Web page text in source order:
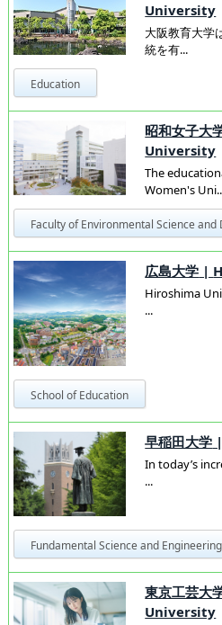
University
大阪教育大学
統を有...
Education
昭和女子大
University
The
Women's
Faculty of Environmental Science and
広島大学 |
Hiroshima
...
School of Education
早稲田大学
In today’s
...
Fundamental Science and Engineering
東京工芸大
University